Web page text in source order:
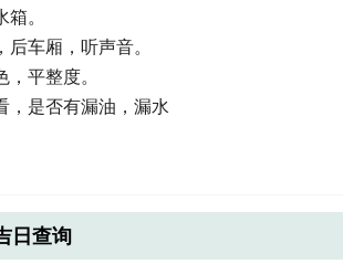
油，水箱。
，后车厢，听声音。
颜色，平整度。
看，是否有漏油，漏水
日查询